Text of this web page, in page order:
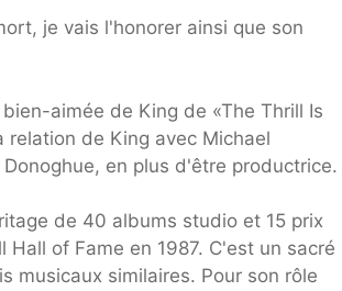
je vais l'honorer ainsi que son
aimée de King de «The Thrill Is
relation de King avec Michael
en plus d'être productrice.
de 40 albums studio et 15 prix
of Fame en 1987. C'est un sacré
musicaux similaires. Pour son rôle